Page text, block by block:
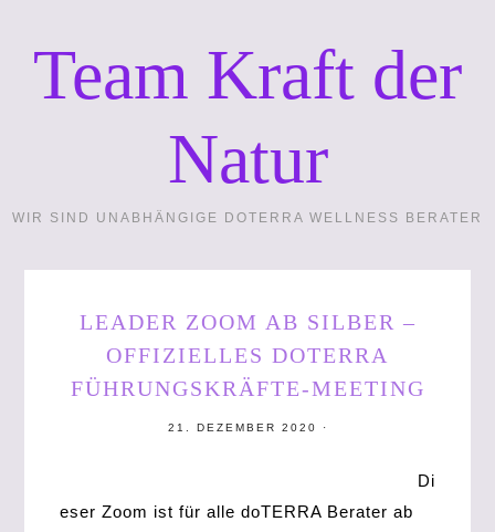
Team Kraft der
Natur
WIR SIND UNABHÄNGIGE DOTERRA WELLNESS BERATER
LEADER ZOOM AB SILBER –
OFFIZIELLES DOTERRA
FÜHRUNGSKRÄFTE-MEETING
21. DEZEMBER 2020 ·
Di
eser Zoom ist für alle doTERRA Berater ab